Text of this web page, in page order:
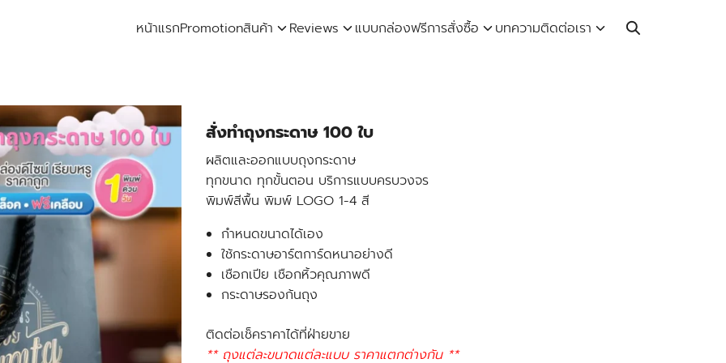
หน้าแรกPromotionสินค้า Reviews แบบกล่องฟรีการสั่งซื้อ บทความติดต่อเรา
สั่งทําถุงกระดาษ 100 ใบ
ผลิตและออกแบบถุงกระดาษ
ทุกขนาด ทุกขั้นตอน บริการแบบครบวงจร
พิมพ์สีพื้น พิมพ์ LOGO 1-4 สี
กำหนดขนาดได้เอง
ใช้กระดาษอาร์ตการ์ดหนาอย่างดี
เชือกเปีย เชือกหิ้วคุณภาพดี
กระดาษรองก้นถุง
ติดต่อเช็คราคาได้ที่ฝ่ายขาย
** ถุงแต่ละขนาดแต่ละแบบ ราคาแตกต่างกัน **